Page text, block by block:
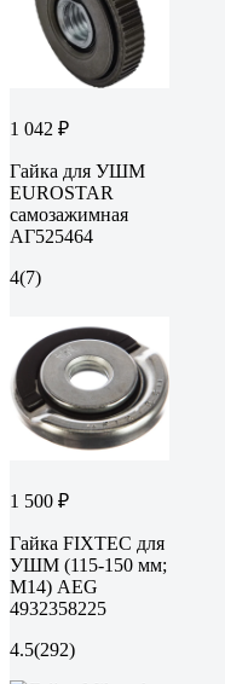
1 042 ₽
Гайка для УШМ
EUROSTAR
самозажимная
АГ525464
4(7)
1 500 ₽
Гайка FIXTEC для
УШМ (115-150 мм;
М14) AEG
4932358225
4.5(292)